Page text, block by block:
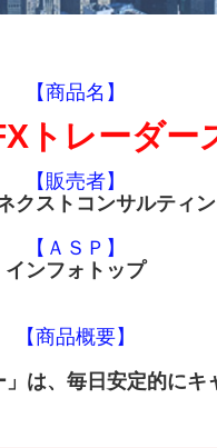
【商品名】
トレーダー
【販売者】
クストコンサルティ
【ＡＳＰ】
インフォトップ
【商品概要】
は、毎日安定的に